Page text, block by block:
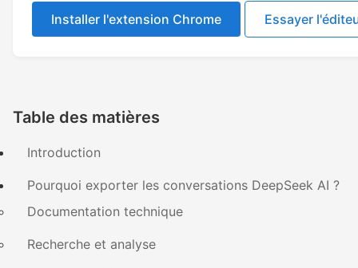
Installer l'extension Chrome Essayer
Table des matières
Introduction
Pourquoi exporter les conversations DeepSeek AI ?
Documentation technique
Recherche et analyse